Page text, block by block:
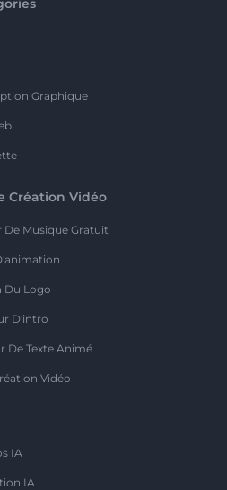
Graphique
Création Vidéo
De Musique Gratuit
Du Logo
D'intro
De Texte Animé
Vidéo
IA
IA